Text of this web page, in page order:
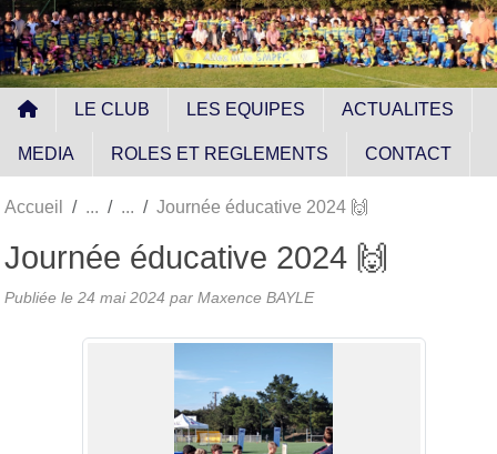
LE CLUB LES EQUIPES ACTUALITES
MEDIA ROLES ET REGLEMENTS CONTACT
Accueil Journée éducative 2024 🙌
Journée éducative 2024 🙌
Publiée le 24 mai 2024 par Maxence BAYLE
Panneau de gestion des cookies